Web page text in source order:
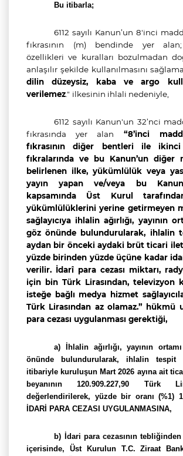
Bu itibarla;
6112 sayılı Kanun’un 8'inci
fıkrasının (m) bendinde yer alan;
özellikleri ve kuralları bozulmadan
anlaşılır şekilde kullanılmasını
dilin düzeysiz, kaba ve argo
verilemez." ilkesinin ihlali nedeniyle,
6112 sayılı Kanun'un 32’nci
fıkrasında yer alan “8’inci
fıkrasının diğer bentleri ile
fıkralarında ve bu Kanun’un diğer
belirlenen ilke, yükümlülük veya
yayın yapan ve/veya bu
kapsamında Üst Kurul
yükümlülüklerini yerine getirmeyen
sağlayıcıya ihlalin ağırlığı, yayının
göz önünde bulundurularak, ihlalin
aydan bir önceki aydaki brüt ticari
yüzde birinden yüzde üçüne kadar
verilir. İdarî para cezası miktarı,
için bin Türk Lirasından, televizyon
isteğe bağlı medya hizmet
Türk Lirasından az olamaz.” hükmü
para cezası uygulanması gerektiği,
a)
hlalin ağırlığı, yayının
önünde bulundurularak, ihlalin tespit
itibariyle kuruluşun Mart 2026 ayına ait
beyanının 120.909.227,90 Türk
değerlendirilerek, yüzde bir oranı (%1)
İDARİ PARA CEZASI UYGULANMASINA,
b) İdari para cezasının
içerisinde, Üst Kurulun T.C. Ziraat